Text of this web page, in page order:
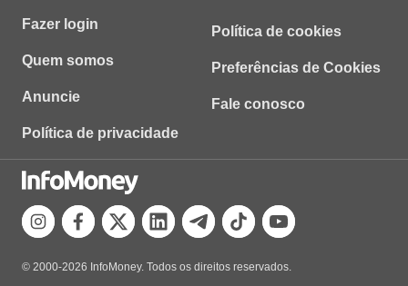
Fazer login
Quem somos
Anuncie
Política de privacidade
Política de cookies
Preferências de Cookies
Fale conosco
© 2000-2026 InfoMoney. Todos os direitos reservados.